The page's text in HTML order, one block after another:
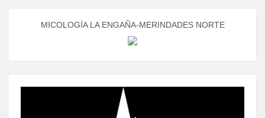
MICOLOGÍA LA ENGAÑA-MERINDADES NORTE